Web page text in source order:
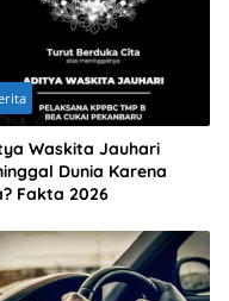
Waskita Jauhari
Dunia Karena
Fakta 2026